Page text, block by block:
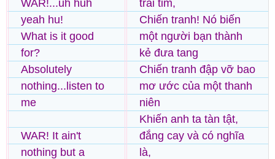
WAR!...uh huh
yeah hu!
What is it good
for?
Absolutely
nothing...listen to
me
WAR! It ain't
nothing but a
trái tim,
Chiến tranh! Nó biến
một người bạn thành
kẻ đưa tang
Chiến tranh đập vỡ bao
mơ ước của một thanh
niên
Khiến anh ta tàn tật,
đắng cay và có nghĩa
là,